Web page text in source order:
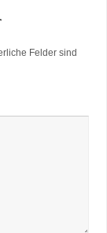
Felder sind